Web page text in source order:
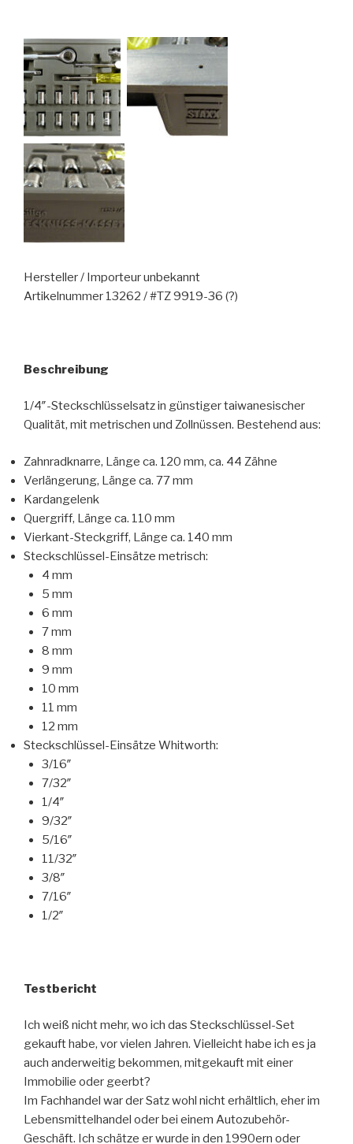
Hersteller / Importeur unbekannt
Artikelnummer 13262 / #TZ 9919-36 (?)
Beschreibung
1/4″-Steckschlüsselsatz in günstiger taiwanesischer
Qualität, mit metrischen und Zollnüssen. Bestehend aus:
Zahnradknarre, Länge ca. 120 mm, ca. 44 Zähne
Verlängerung, Länge ca. 77 mm
Kardangelenk
Quergriff, Länge ca. 110 mm
Vierkant-Steckgriff, Länge ca. 140 mm
Steckschlüssel-Einsätze metrisch:
4 mm
5 mm
6 mm
7 mm
8 mm
9 mm
10 mm
11 mm
12 mm
Steckschlüssel-Einsätze Whitworth:
3/16″
7/32″
1/4″
9/32″
5/16″
11/32″
3/8″
7/16″
1/2″
Testbericht
Ich weiß nicht mehr, wo ich das Steckschlüssel-Set
gekauft habe, vor vielen Jahren. Vielleicht habe ich es ja
auch anderweitig bekommen, mitgekauft mit einer
Immobilie oder geerbt?
Im Fachhandel war der Satz wohl nicht erhältlich, eher im
Lebensmittelhandel oder bei einem Autozubehör-
Geschäft. Ich schätze er wurde in den 1990ern oder